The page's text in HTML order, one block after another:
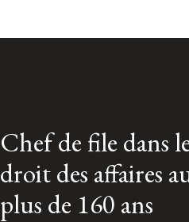
Chef de file dans
droit des affaires
plus de 160 ans